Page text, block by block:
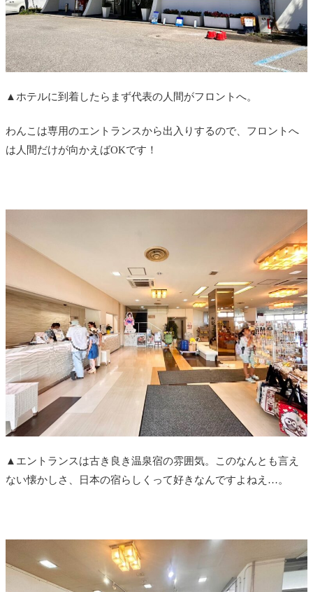
▲ホテルに到着したらまず代表の人間がフロントへ。
わんこは専用のエントランスから出入りするので、フロントへ
は人間だけが向かえばOKです！
▲エントランスは古き良き温泉宿の雰囲気。このなんとも言え
ない懐かしさ、日本の宿らしくって好きなんですよねえ…。